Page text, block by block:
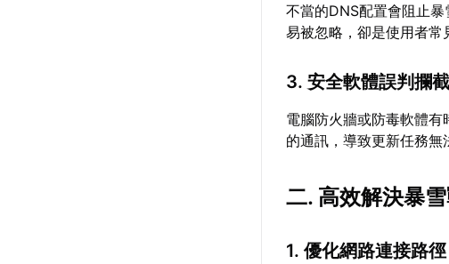
不當的DNS配置會阻止
易被忽略，卻是使用者常
3. 安全軟體誤判攔截
電腦防火牆或防毒軟體
的通訊，導致更新任務無
二. 高效解決暴
1. 優化網路連接路徑